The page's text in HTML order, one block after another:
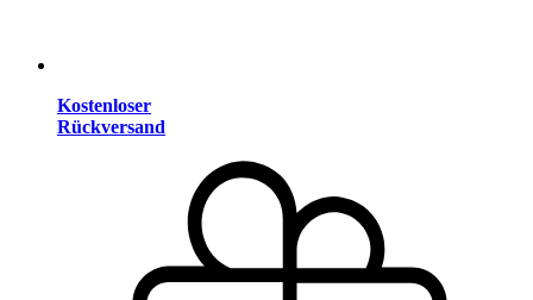
Kostenloser
Rückversand